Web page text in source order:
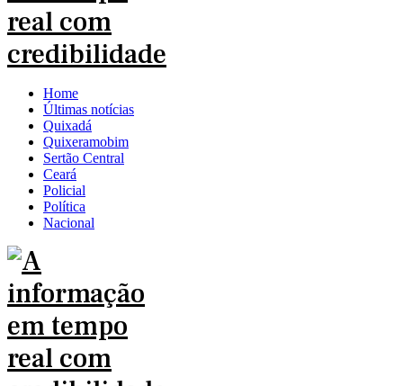
Home
Últimas notícias
Quixadá
Quixeramobim
Sertão Central
Ceará
Policial
Política
Nacional